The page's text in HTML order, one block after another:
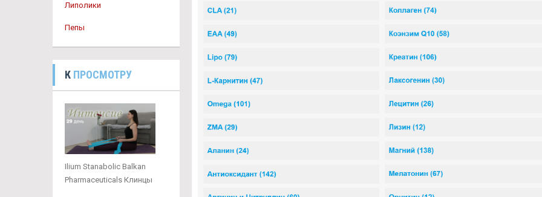
Липолики
Пепы
К ПРОСМОТРУ
Ilium Stanabolic Balkan
Pharmaceuticals Клинцы